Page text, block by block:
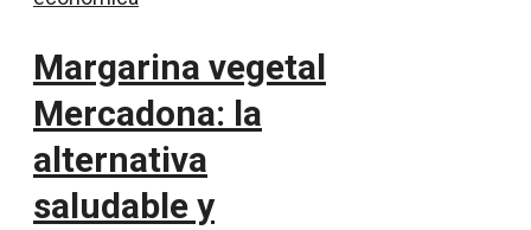
Margarina vegetal
Mercadona: la
alternativa
saludable y